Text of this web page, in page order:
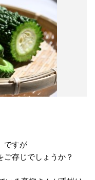
ですが
存じでしょうか？